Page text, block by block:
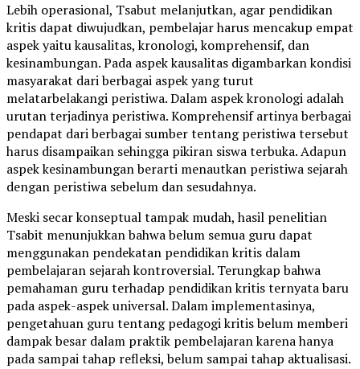
Lebih operasional, Tsabut melanjutkan, agar pendidikan
kritis dapat diwujudkan, pembelajar harus mencakup empat
aspek yaitu kausalitas, kronologi, komprehensif, dan
kesinambungan. Pada aspek kausalitas digambarkan kondisi
masyarakat dari berbagai aspek yang turut
melatarbelakangi peristiwa. Dalam aspek kronologi adalah
urutan terjadinya peristiwa. Komprehensif artinya berbagai
pendapat dari berbagai sumber tentang peristiwa tersebut
harus disampaikan sehingga pikiran siswa terbuka. Adapun
aspek kesinambungan berarti menautkan peristiwa sejarah
dengan peristiwa sebelum dan sesudahnya.
Meski secar konseptual tampak mudah, hasil penelitian
Tsabit menunjukkan bahwa belum semua guru dapat
menggunakan pendekatan pendidikan kritis dalam
pembelajaran sejarah kontroversial. Terungkap bahwa
pemahaman guru terhadap pendidikan kritis ternyata baru
pada aspek-aspek universal. Dalam implementasinya,
pengetahuan guru tentang pedagogi kritis belum memberi
dampak besar dalam praktik pembelajaran karena hanya
pada sampai tahap refleksi, belum sampai tahap aktualisasi.